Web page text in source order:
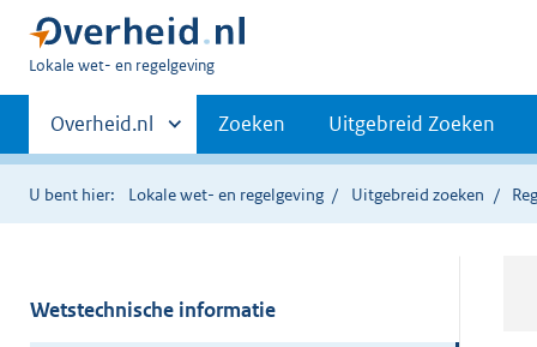
U
hier:
Lokale wet- en regelgeving
Primaire
navigatie
Andere
sites
binnen
Overheid.nl Zoeken Uitgebreid Zoeken
U bent hier: Lokale wet- en regelgeving Uitgebreid zoeken
Wetstechnische informatie